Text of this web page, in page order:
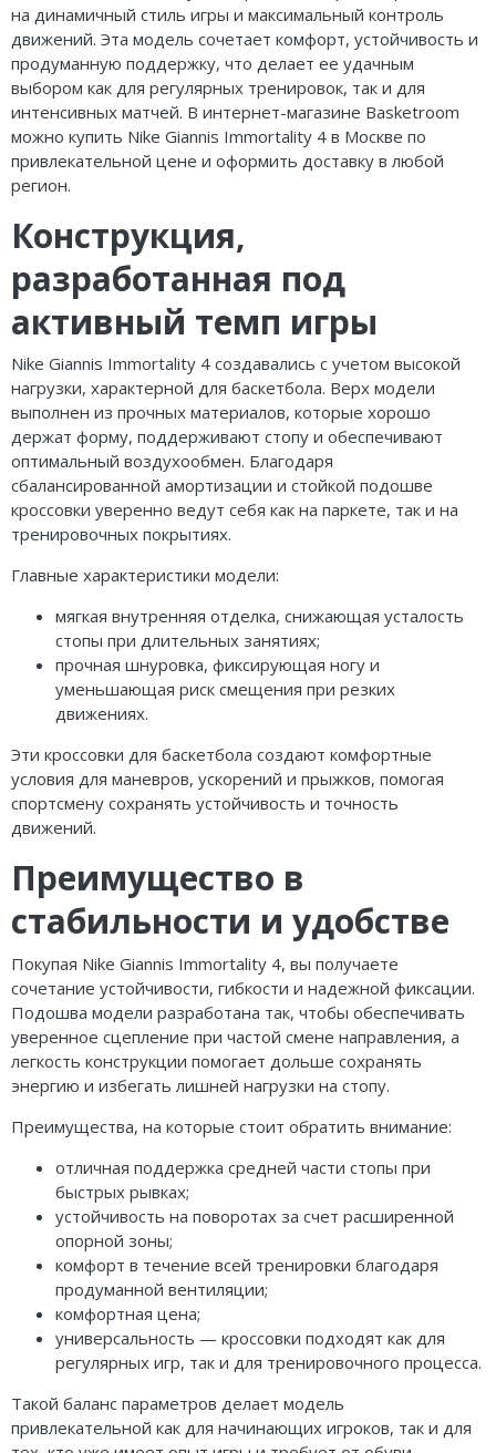
на динамичный стиль игры и максимальный контроль
движений. Эта модель сочетает комфорт, устойчивость и
продуманную поддержку, что делает ее удачным
выбором как для регулярных тренировок, так и для
интенсивных матчей. В интернет-магазине Basketroom
можно купить Nike Giannis Immortality 4 в Москве по
привлекательной цене и оформить доставку в любой
регион.
Конструкция,
разработанная под
активный темп игры
Nike Giannis Immortality 4 создавались с учетом высокой
нагрузки, характерной для баскетбола. Верх модели
выполнен из прочных материалов, которые хорошо
держат форму, поддерживают стопу и обеспечивают
оптимальный воздухообмен. Благодаря
сбалансированной амортизации и стойкой подошве
кроссовки уверенно ведут себя как на паркете, так и на
тренировочных покрытиях.
Главные характеристики модели:
мягкая внутренняя отделка, снижающая усталость
стопы при длительных занятиях;
прочная шнуровка, фиксирующая ногу и
уменьшающая риск смещения при резких
движениях.
Эти кроссовки для баскетбола создают комфортные
условия для маневров, ускорений и прыжков, помогая
спортсмену сохранять устойчивость и точность
движений.
Преимущество в
стабильности и удобстве
Покупая Nike Giannis Immortality 4, вы получаете
сочетание устойчивости, гибкости и надежной фиксации.
Подошва модели разработана так, чтобы обеспечивать
уверенное сцепление при частой смене направления, а
легкость конструкции помогает дольше сохранять
энергию и избегать лишней нагрузки на стопу.
Преимущества, на которые стоит обратить внимание:
отличная поддержка средней части стопы при
быстрых рывках;
устойчивость на поворотах за счет расширенной
опорной зоны;
комфорт в течение всей тренировки благодаря
продуманной вентиляции;
комфортная цена;
универсальность — кроссовки подходят как для
регулярных игр, так и для тренировочного процесса.
Такой баланс параметров делает модель
привлекательной как для начинающих игроков, так и для